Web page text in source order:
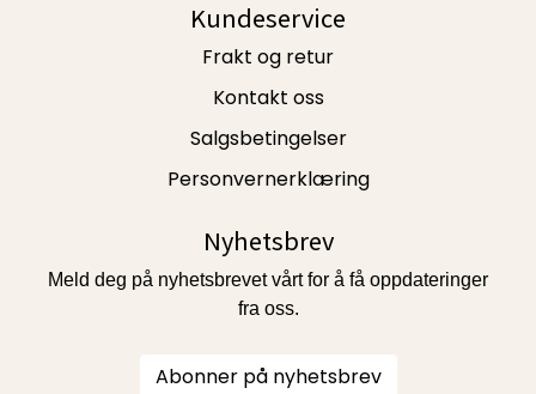
Kundeservice
Frakt og retur
Kontakt oss
Salgsbetingelser
Personvernerklæring
Nyhetsbrev
Meld deg på nyhetsbrevet vårt for å få oppdateringer
fra oss.
Abonner på nyhetsbrev